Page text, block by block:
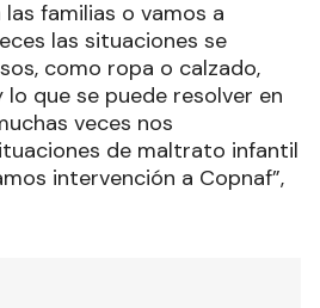
familias o vamos a
las situaciones se
como ropa o calzado,
lo que se puede resolver en
veces nos
de maltrato infantil
intervención a Copnaf”,